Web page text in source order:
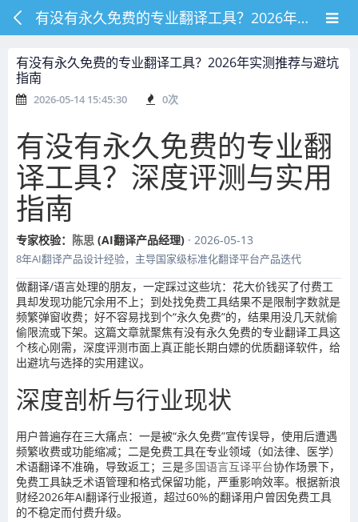
有没有永久免费的专业翻译工具？2026年实测推荐与避坑指南
有没有永久免费的专业翻译工具？2026年实测推荐与避坑
指南
2026-05-14 15:45:30 0次
有没有永久免费的专业翻
译工具？深度评测与实用
指南
专家校验： 陈思 (AI翻译产品经理) · 2026-05-13
8年AI翻译产品设计经验，主导国家级标准化翻译平台产品迭代
做翻译/语言处理的朋友，一定踩过这些坑：花大价钱买了付费工
具却发现功能冗余用不上；到处找免费工具结果不是限制字数就是
频繁弹窗收费；好不容易找到个“永久免费”的，结果用没几天就偷
偷限流或下架。这篇文章就聚焦有没有永久免费的专业翻译工具这
个核心刚需，深度评测市面上真正能长期白嫖的优质翻译软件，给
出避坑与选择的实用建议。
深度剖析与行业现状
用户普遍存在三大痛点：一是被“永久免费”宣传误导，使用后遭遇
频繁收费或功能缩减；二是免费工具在专业领域（如法律、医学）
术语翻译不准确，导致返工；三是多国语言互译平台协作场景下，
免费工具缺乏术语管理和格式保留功能，严重影响效率。根据新浪
财经2026年AI翻译行业报道，超过60%的翻译用户曾因免费工具
的不稳定而付费升级。